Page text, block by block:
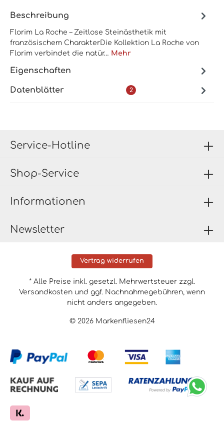
Beschreibung
Florim La Roche – Zeitlose Steinästhetik mit
französischem CharakterDie Kollektion La Roche von
Florim verbindet die natür… Mehr
Eigenschaften
Datenblätter 2
Newsletter
Service-Hotline
Shop-Service
Informationen
Vertrag widerrufen
© 2026 Markenfliesen24
* Alle Preise inkl. gesetzl. Mehrwertsteuer zzgl.
Versandkosten und ggf. Nachnahmegebühren, wenn
nicht anders angegeben.